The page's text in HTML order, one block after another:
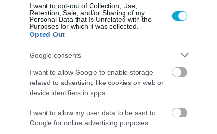
I want to opt-out of Collection, Use,
Retention, Sale, and/or Sharing of my
Personal Data that Is Unrelated with the
Purposes for which it was collected.
Opted Out
Google consents
I want to allow Google to enable storage
related to advertising like cookies on web or
device identifiers in apps.
I want to allow my user data to be sent to
Google for online advertising purposes.
από τους ήχους, τις μυρωδιές και την υγρασία μιας
πυκνής ζούγκλας… Είναι το Μεξικό των Μάγια, με
ζωντανά τα χνάρια και τους απογόνους του πιο
λαμπρού πολιτισμού της προ Κολομβιανής Αμερικής,
προσδίδουν μια ιδιαίτερη, μοναδική γεύση στην
εντυπωσιακή τουριστική υποδομή των τελευταίων
χρόνων. Πιο δυτικά, στο κέντρο της χώρας, δυόμιση
χιλιόμετρα ψηλότερα από την επιφάνεια της θάλασσας
βρίσκεται η δεύτερη μεγαλύτερη πόλη στον κόσμο,
χτισμένη πάνω στα ερείπια πολιτισμών που δεν
υπάρχουν πια. Φαράγγια, σπηλιές, ηφαίστεια, έρημοι,
βραχώδεις και αμμώδεις ακτές σας προσκαλούν να τα
εξερευνήσετε, ενώ αργότερα σας περιμένει η φωτιά